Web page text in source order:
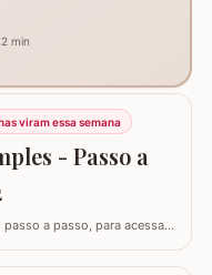
min
viram essa semana
- Passo a
a passo, para acessar
materiais é para fazer o